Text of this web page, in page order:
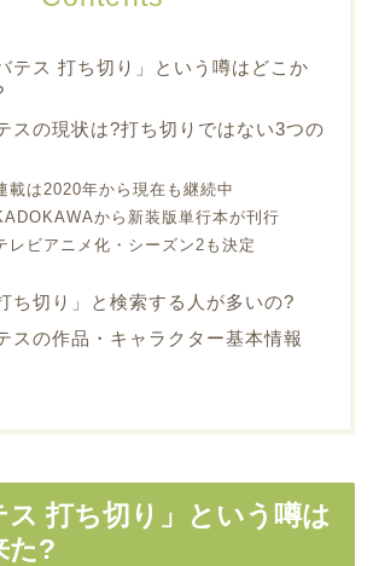
テス 打ち切り」という噂はどこか
スの現状は?打ち切りではない3つの
は2020年から現在も継続中
から新装版単行本が刊行
ビアニメ化・シーズン2も決定
ち切り」と検索する人が多いの?
スの作品・キャラクター基本情報
ス 打ち切り」という噂は
た?